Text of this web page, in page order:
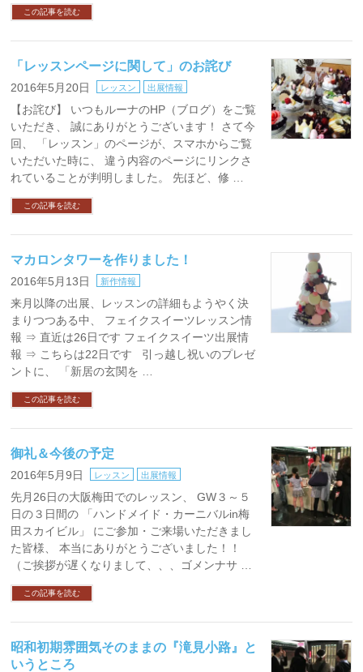
この記事を読む
「レッスンページに関して」のお詫び
2016年5月20日 レッスン 出展情報
【お詫び】 いつもルーナのHP（ブログ）をご覧
いただき、 誠にありがとうございます！ さて今
回、 「レッスン」のページが、スマホからご覧
いただいた時に、 違う内容のページにリンクさ
れていることが判明しました。 先ほど、修 …
この記事を読む
マカロンタワーを作りました！
2016年5月13日 新作情報
来月以降の出展、レッスンの詳細もようやく決
まりつつある中、 フェイクスイーツレッスン情
報 ⇒ 直近は26日です フェイクスイーツ出展情
報 ⇒ こちらは22日です 引っ越し祝いのプレゼ
ントに、 「新居の玄関を …
この記事を読む
御礼＆今後の予定
2016年5月9日 レッスン 出展情報
先月26日の大阪梅田でのレッスン、 GW３～５
日の３日間の 「ハンドメイド・カーニバルin梅
田スカイビル」 にご参加・ご来場いただきまし
た皆様、 本当にありがとうございました！！
（ご挨拶が遅くなりまして、、、ゴメンナサ …
この記事を読む
昭和初期雰囲気そのままの『滝見小路』と
いうところ